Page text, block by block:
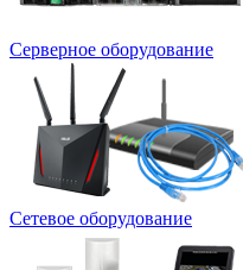
Серверное оборудование
Сетевое оборудование